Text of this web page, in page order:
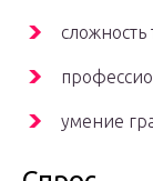
сложность
умение